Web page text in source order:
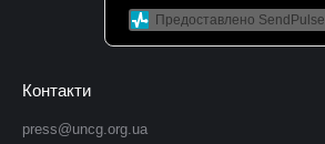
Предоставлено SendPulse
Контакти
press@uncg.org.ua